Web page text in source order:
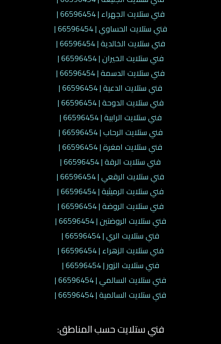
فني ستلايت الجهراء | 66596454 |
فني ستلايت الحساوي | 66596454 |
فني ستلايت الخالدية | 66596454 |
فني ستلايت الخيران | 66596454 |
فني ستلايت الدسمة | 66596454 |
فني ستلايت الدعية | 66596454 |
فني ستلايت الدوحة | 66596454 |
فني ستلايت الرابية | 66596454 |
فني ستلايت الرحاب | 66596454 |
فني ستلايت امغرة | 66596454 |
فني ستلايت الرقة | 66596454 |
فني ستلايت الرقعي | 66596454 |
فني ستلايت الرميثية | 66596454 |
فني ستلايت الروضة | 66596454 |
فني ستلايت الروضتين | 66596454 |
فني ستلايت الري | 66596454 |
فني ستلايت الزهراء | 66596454 |
فني ستلايت الزور | 66596454 |
فني ستلايت السالمي | 66596454 |
فني ستلايت السالمية | 66596454 |
فني ستلايت حسب المناطق: